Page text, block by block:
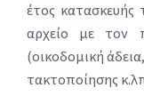
έτος κατασκευής
αρχείο με τον
(οικοδομική
τακτοποίησης